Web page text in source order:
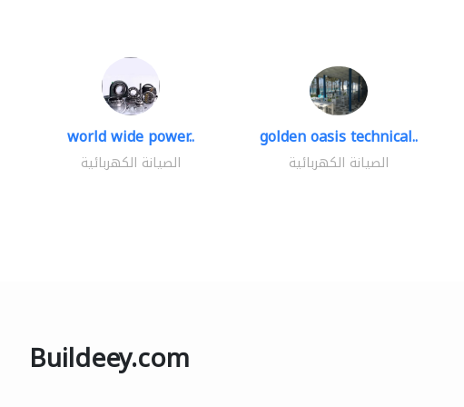
world wide power..
الصيانة الكهربائية
golden oasis technical..
الصيانة الكهربائية
Buildeey.com